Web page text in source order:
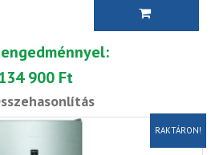
900 Ft
RAKTÁRON!